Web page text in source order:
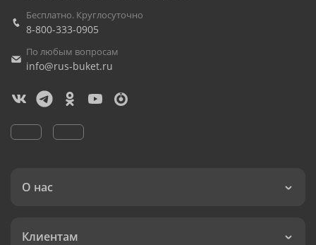
Бесплатно. Круглосуточно
8-800-333-0905
По любым вопросам
info@rus-buket.ru
О нас
Клиентам